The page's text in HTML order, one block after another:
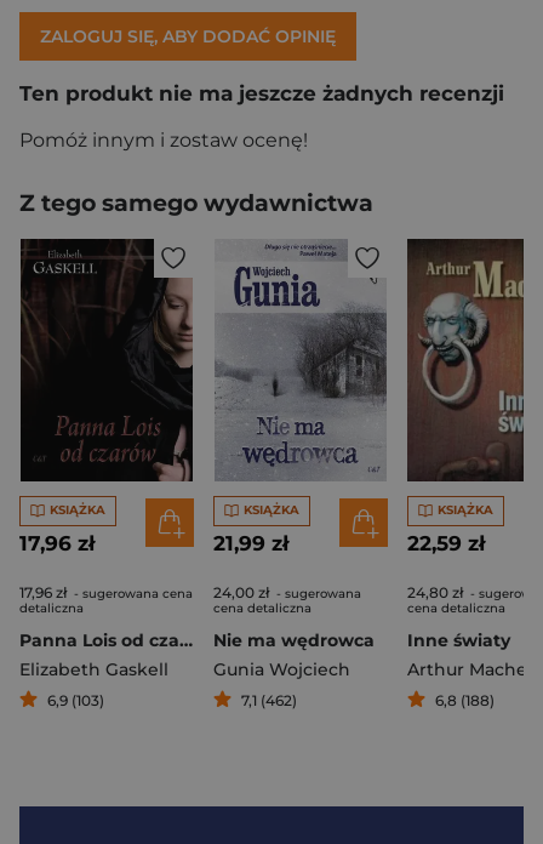
ZALOGUJ SIĘ, ABY DODAĆ OPINIĘ
Ten produkt nie ma jeszcze żadnych recenzji
Pomóż innym i zostaw ocenę!
Z tego samego wydawnictwa
KSIĄŻKA
17,96 zł
17,96 zł - sugerowana cena
detaliczna
Panna Lois od czarów
Elizabeth Gaskell
6,9 (103)
KSIĄŻKA
21,99 zł
24,00 zł - sugerowana
cena detaliczna
Nie ma wędrowca
Gunia Wojciech
7,1 (462)
KSIĄŻKA
22,59 zł
24,80 zł -
cena detaliczna
Inne światy
Arthur Machen
6,8 (188)